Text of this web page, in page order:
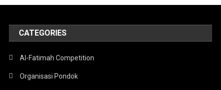
CATEGORIES
Al-Fatimah Competition
Organisasi Pondok